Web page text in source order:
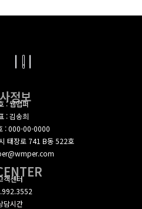
정보
: 웹맵퍼
: 김송희
: 000-00-0000
태장로 741 B동 522호
객센터
담시간